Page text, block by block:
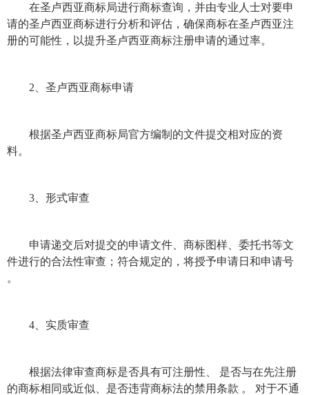
在圣卢西亚商标局进行商标查询 ，并由专业人士对要申
请的圣卢西亚商标进行分析和评估，确保商标在圣卢西亚注
册的可能性，以提升圣卢西亚商标注册申请的通过率。
2、圣卢西亚商标申请
根据圣卢西亚商标局官方编制的文件提交相对应的资
料。
3、形式审查
申请递交后对提交的申请文件、 商标图样、委托书等文
件进行的合法性审查；符合规定的，将授予申请日和申请号
。
4、实质审查
根据法律审查商标是否具有可注册性、 是否与在先注册
的商标相同或近似、是否违背商标法的禁用条款 。 对于不通